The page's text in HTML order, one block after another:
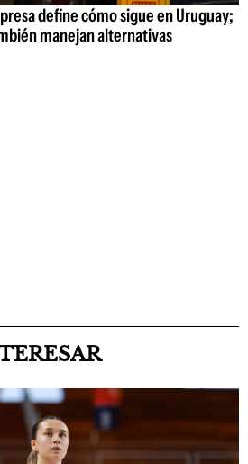
define cómo sigue en Uruguay;
manejan alternativas